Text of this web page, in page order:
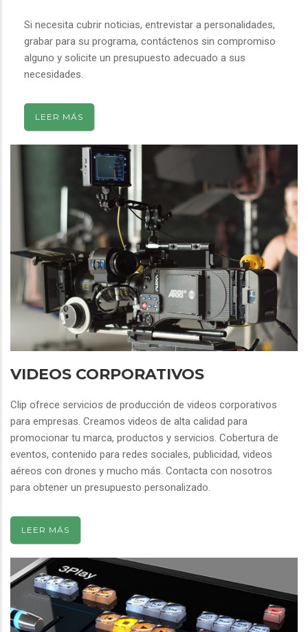
Si necesita cubrir noticias, entrevistar a personalidades,
grabar para su programa, contáctenos sin compromiso
alguno y solicite un presupuesto adecuado a sus
necesidades.
LEER MÁS
VIDEOS CORPORATIVOS
Clip ofrece servicios de producción de videos corporativos
para empresas. Creamos videos de alta calidad para
promocionar tu marca, productos y servicios. Cobertura de
eventos, contenido para redes sociales, publicidad, videos
aéreos con drones y mucho más. Contacta con nosotros
para obtener un presupuesto personalizado.
LEER MÁS